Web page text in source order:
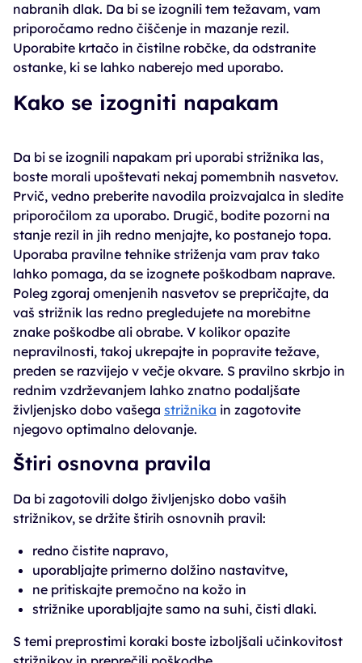
nabranih dlak. Da bi se izognili tem težavam, vam
priporočamo redno čiščenje in mazanje rezil.
Uporabite krtačo in čistilne robčke, da odstranite
ostanke, ki se lahko naberejo med uporabo.
Kako se izogniti napakam
Da bi se izognili napakam pri uporabi strižnika las,
boste morali upoštevati nekaj pomembnih nasvetov.
Prvič, vedno preberite navodila proizvajalca in sledite
priporočilom za uporabo. Drugič, bodite pozorni na
stanje rezil in jih redno menjajte, ko postanejo topa.
Uporaba pravilne tehnike striženja vam prav tako
lahko pomaga, da se izognete poškodbam naprave.
Poleg zgoraj omenjenih nasvetov se prepričajte, da
vaš strižnik las redno pregledujete na morebitne
znake poškodbe ali obrabe. V kolikor opazite
nepravilnosti, takoj ukrepajte in popravite težave,
preden se razvijejo v večje okvare. S pravilno skrbjo in
rednim vzdrževanjem lahko znatno podaljšate
življenjsko dobo vašega strižnika in zagotovite
njegovo optimalno delovanje.
Štiri osnovna pravila
Da bi zagotovili dolgo življenjsko dobo vaših
strižnikov, se držite štirih osnovnih pravil:
redno čistite napravo,
uporabljajte primerno dolžino nastavitve,
ne pritiskajte premočno na kožo in
strižnike uporabljajte samo na suhi, čisti dlaki.
S temi preprostimi koraki boste izboljšali učinkovitost